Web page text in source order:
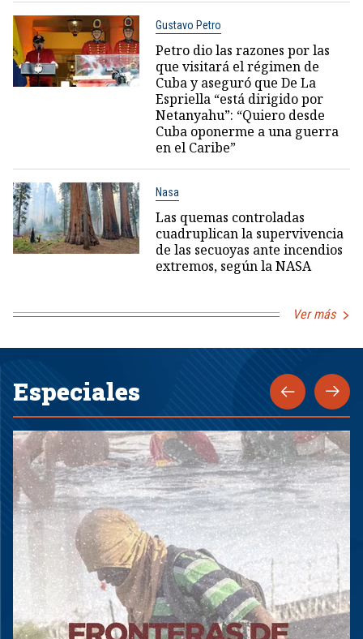
Gustavo Petro
Petro dio las razones por las
que visitará el régimen de
Cuba y aseguró que De La
Espriella “está dirigido por
Netanyahu”: “Quiero desde
Cuba oponerme a una guerra
en el Caribe”
Nasa
Las quemas controladas
cuadruplican la supervivencia
de las secuoyas ante incendios
extremos, según la NASA
Ver más
Especiales